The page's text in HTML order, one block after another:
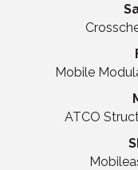
Mobile
ATCO